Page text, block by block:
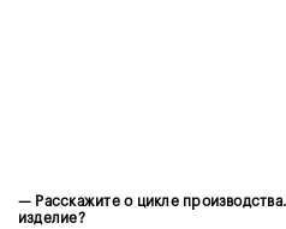
— Расскажите о цикле
изделие?